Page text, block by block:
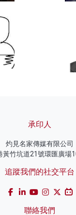
承印人
灼見名家傳媒有限公司
黃竹坑道21號環匯廣場
追蹤我們的社交平台
聯絡我們